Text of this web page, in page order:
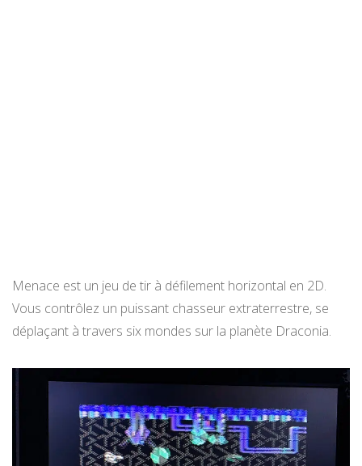
Menace est un jeu de tir à défilement horizontal en 2D.
Vous contrôlez un puissant chasseur extraterrestre, se
déplaçant à travers six mondes sur la planète Draconia.